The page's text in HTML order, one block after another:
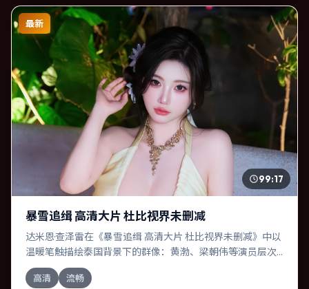
最新
99:17
暴雪追缉 高清大片 杜比视界未删减
达米恩·查泽雷在《暴雪追缉 高清大片 杜比视界未删减》中以
温暖笔触描绘泰国背景下的群像：黄渤、梁朝伟等演员层次
丰富。作为一部战争作品，故事从日常裂缝切入，逐步推向
不可逆转的结局；视听语言统一，情感落点克制有力。
高清 流畅